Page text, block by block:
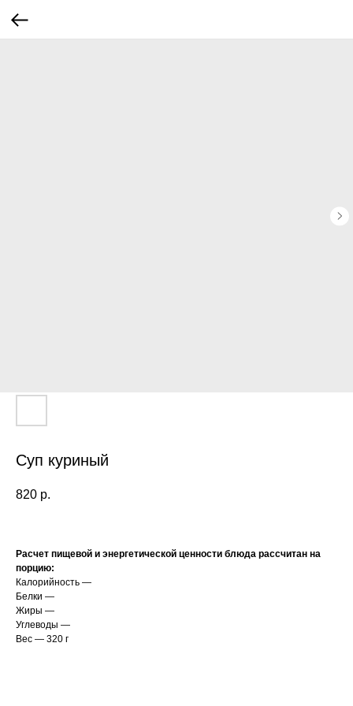
Суп куриный
820 р.
Расчет пищевой и энергетической ценности блюда рассчитан на
порцию:
Калорийность —
Белки —
Жиры —
Углеводы —
Вес — 320 г